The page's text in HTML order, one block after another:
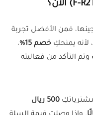
فمن الأفضل تجربة
لأنه يمنحكِ خصم 15%
،
وتم التأكد من فعاليته
500 ريال